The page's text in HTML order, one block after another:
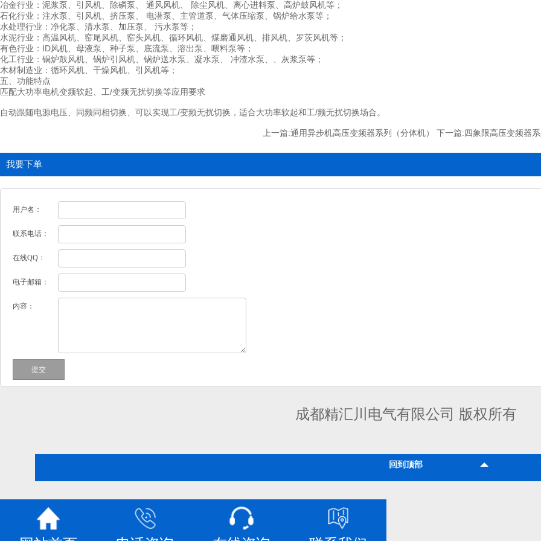
冶金行业：泥浆泵、引风机、除磷泵、 通风风机、 除尘风机、离心进料泵、高炉鼓风机等；
石化行业：注水泵、引风机、挤压泵、 电潜泵、主管道泵、气体压缩泵、锅炉给水泵等；
水处理行业：净化泵、清水泵、加压泵、 污水泵等；
水泥行业：高温风机、窑尾风机、窑头风机、循环风机、煤磨通风机、排风机、罗茨风机等；
有色行业：ID风机、母液泵、种子泵、底流泵、溶出泵、喂料泵等；
化工行业：锅炉鼓风机、锅炉引风机、锅炉送水泵、凝水泵、 冲渣水泵、、灰浆泵等；
木材制造业：循环风机、干燥风机、引风机等；
五、功能特点
匹配大功率电机变频软起、工/变频无扰切换等应用要求
自动跟随电源电压、同频同相切换、可以实现工/变频无扰切换，适合大功率软起和工/频无扰切换场合。
上一篇:通用异步机高压变频器系列（分体机） 下一篇:四象限高压变频器
我要下单
用户名：
联系电话：
在线QQ：
电子邮箱：
内容：
成都精汇川电气有限公司 版权所有
回到顶部